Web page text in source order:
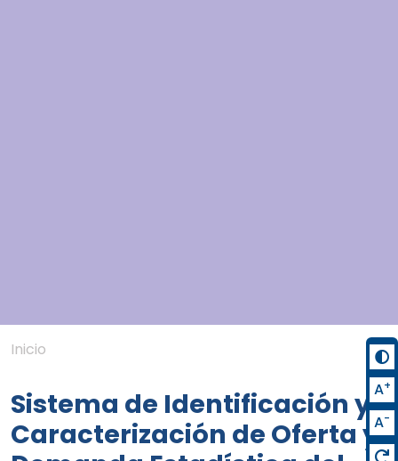
Inicio
Sistema de Identificación y
Caracterización de Oferta y
A+
A-